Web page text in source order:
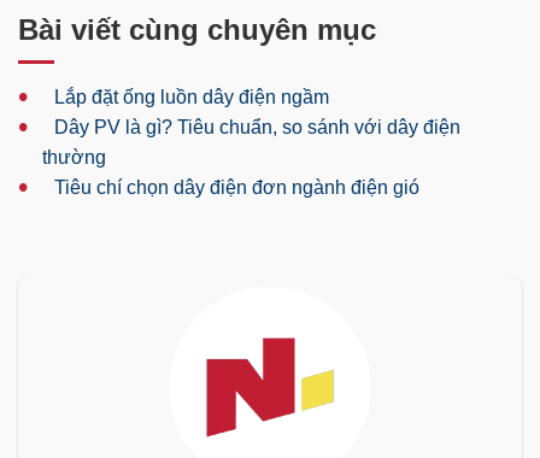
Bài viết cùng chuyên mục
• Lắp đặt ống luồn dây điện ngầm
•
Dây PV là gì? Tiêu chuẩn, so sánh với dây điện
thường
• Tiêu chí chọn dây điện đơn ngành điện gió